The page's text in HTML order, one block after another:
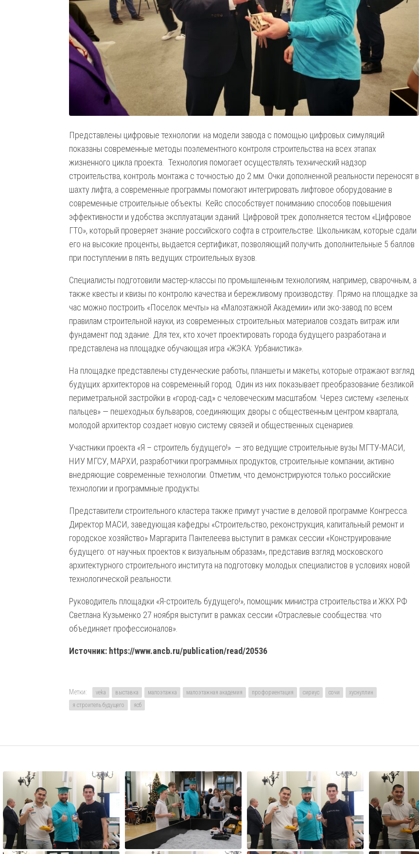
Представлены цифровые технологии: на модели завода с помощью цифровых симуляций
показаны современные методы поэлементного контроля строительства на всех этапах
жизненного цикла проекта. Технология помогает осуществлять технический надзор
строительства, контроль монтажа с точностью до 2 мм. Очки дополненной реальности переносят в
шахту лифта, а современные программы помогают интегрировать лифтовое оборудование в
современные строительные объекты. Кейс способствует пониманию способов повышения
эффективности и удобства эксплуатации зданий. Цифровой трек дополняется тестом «Цифровое
ГТО», который проверяет знание российского софта в строительстве. Школьникам, которые сдали
его на высокие проценты, выдается сертификат, позволяющий получить дополнительные 5 баллов
при поступлении в пять ведущих строительных вузов.
Специалисты подготовили мастер-классы по промышленным технологиям, например, сварочным, а
также квесты и квизы по контролю качества и бережливому производству. Прямо на площадке за
час можно построить «Поселок мечты» на «Малоэтажной Академии» или эко-завод по всем
правилам строительной науки, из современных строительных материалов создать витраж или
фундамент под здание. Для тех, кто хочет проектировать города будущего разработана и
представлена на площадке обучающая игра «ЖЭКА: Урбанистика».
На площадке представлены студенческие работы, планшеты и макеты, которые отражают взгляд
будущих архитекторов на современный город. Один из них показывает преобразование безликой
периметральной застройки в «город-сад» с человеческим масштабом. Через систему «зеленых
пальцев» — пешеходных бульваров, соединяющих дворы с общественным центром квартала,
молодой архитектор создает новую систему связей и общественных сценариев.
Участники проекта «Я – строитель будущего!» — это ведущие строительные вузы МГТУ-МАСИ,
НИУ МГСУ, МАРХИ, разработчики программных продуктов, строительные компании, активно
внедряющие современные технологии. Отметим, что демонстрируются только российские
технологии и программные продукты.
Представители строительного кластера также примут участие в деловой программе Конгресса.
Директор МАСИ, заведующая кафедры «Строительство, реконструкция, капитальный ремонт и
городское хозяйство» Маргарита Пантелеева выступит в рамках сессии «Конструирование
будущего: от научных проектов к визуальным образам», представив взгляд московского
архитектурного строительного института на подготовку молодых специалистов в условиях новой
технологической реальности.
Руководитель площадки «Я-строитель будущего!», помощник министра строительства и ЖКХ РФ
Светлана Кузьменко 27 ноября выступит в рамках сессии «Отраслевые сообщества: что
объединяет профессионалов».
Источник: https://www.ancb.ru/publication/read/20536
Метки: veka выставка малоэтажка малоэтажная академия профориентация сириус сочи
хуснуллин
я строитель будущего
ясб